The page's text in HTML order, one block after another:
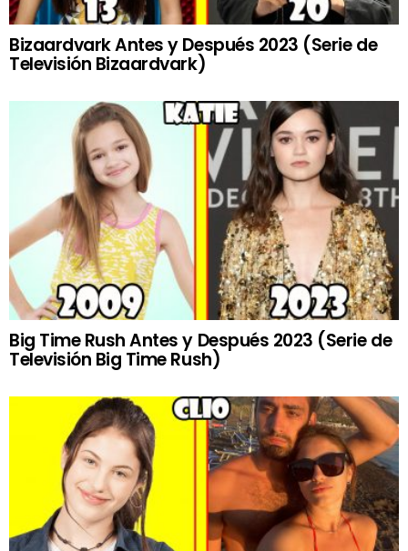
Bizaardvark Antes y Después 2023 (Serie de
Televisión Bizaardvark)
Big Time Rush Antes y Después 2023 (Serie de
Televisión Big Time Rush)